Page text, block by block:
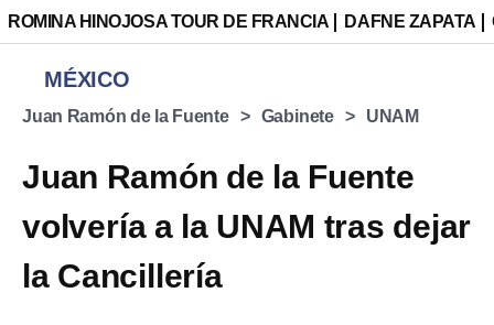
ROMINA HINOJOSA TOUR DE FRANCIA DAFNE ZAPATA
MÉXICO
Juan Ramón de la Fuente Gabinete UNAM
Juan Ramón de la Fuente
volvería a la UNAM tras dejar
la Cancillería